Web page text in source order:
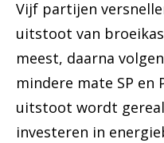
Vijf partijen
uitstoot van
meest, daarna
mindere mate SP en
uitstoot wordt
investeren in